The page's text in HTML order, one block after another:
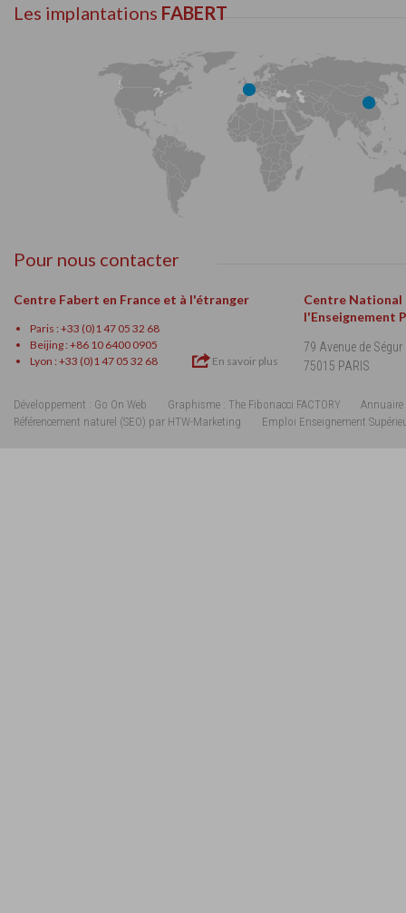
Les implantations FABERT
Pour nous contacter
Centre Fabert en France et à l'étranger
Paris : +33 (0)1 47 05 32 68
Beijing : +86 10 6400 0905
Lyon : +33 (0)1 47 05 32 68
En savoir plus
Centre National
l'Enseignement
79 Avenue de Ségur
75015 PARIS
Développement : Go On Web Graphisme : The Fibonacci FACTORY
Annuaire
Référencement naturel (SEO) par HTW-Marketing
Emploi Enseignement